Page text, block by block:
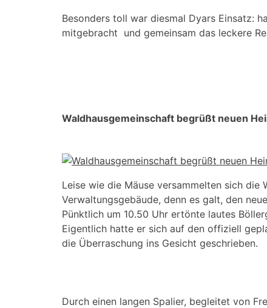
Besonders toll war diesmal Dyars Einsatz:
mitgebracht und gemeinsam das leckere
Waldhausgemeinschaft begrüßt neuen
Leise wie die Mäuse versammelten sich
Verwaltungsgebäude, denn es galt, den
Pünktlich um 10.50 Uhr ertönte lautes
Eigentlich hatte er sich auf den offiziell
die Überraschung ins Gesicht geschrieben.
Durch einen langen Spalier, begleitet von